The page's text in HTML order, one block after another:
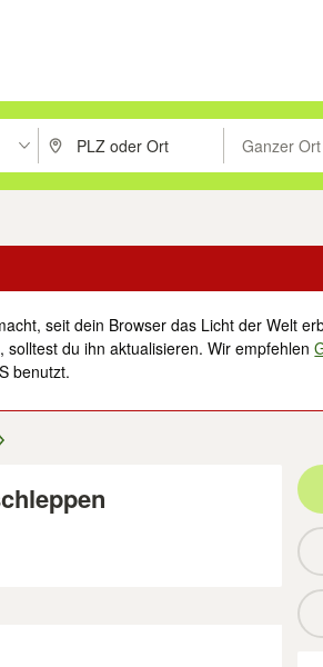
Vorschläge mit den Pfeiltasten nach
PLZ oder Ort eingeben. Eingabetaste
Ganzer Ort
Suche im
seit dein Browser das Licht der Welt
solltest du ihn aktualisieren. Wir empfehlen
benutzt.